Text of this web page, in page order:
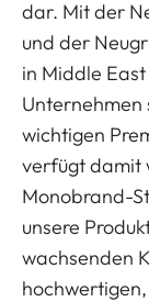
dar. Mit der
und der
in Middle
Unternehmen
wichtigen
verfügt damit
Monobrand-
unsere
wachsenden